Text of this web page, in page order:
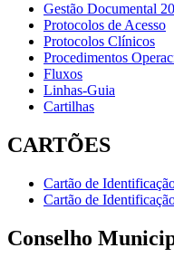
Gestão Documental
Protocolos de Acesso
Protocolos Clínicos
Procedimentos
Fluxos
Linhas-Guia
Cartilhas
CARTÕES
Cartão de
Cartão de
Conselho